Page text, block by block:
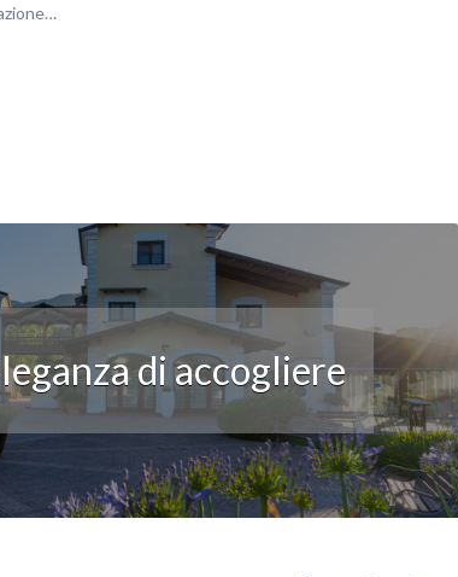
di accogliere